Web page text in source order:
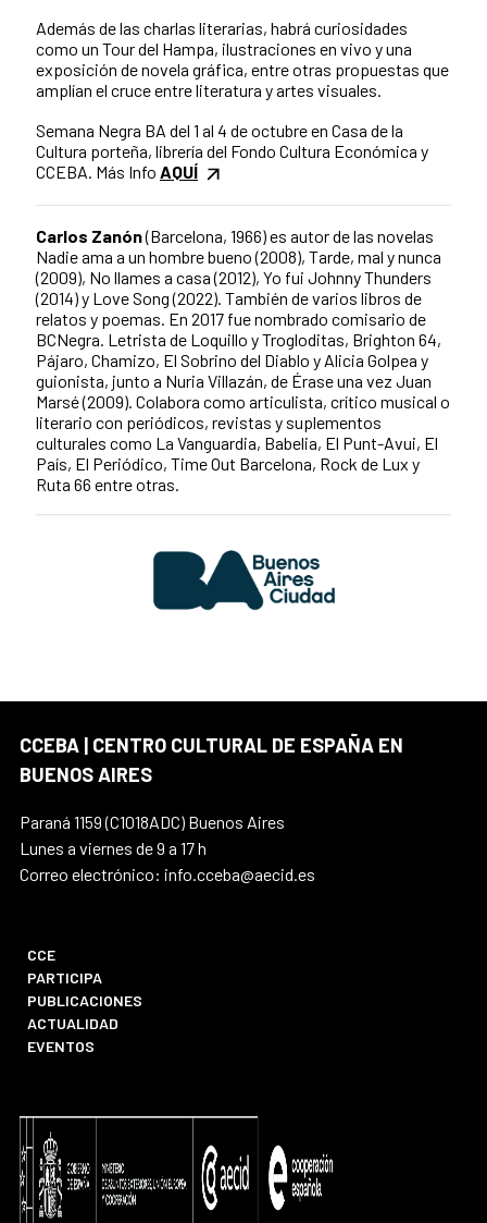
Además de las charlas literarias, habrá curiosidades
como un Tour del Hampa, ilustraciones en vivo y una
exposición de novela gráfica, entre otras propuestas que
amplían el cruce entre literatura y artes visuales.
Semana Negra BA del 1 al 4 de octubre en Casa de la
Cultura porteña, librería del Fondo Cultura Económica y
CCEBA. Más Info AQUÍ
Carlos Zanón(Barcelona, 1966) es autor de las novelas
Nadie ama a un hombre bueno (2008), Tarde, mal y nunca
(2009), No llames a casa (2012), Yo fui Johnny Thunders
(2014) y Love Song (2022). También de varios libros de
relatos y poemas. En 2017 fue nombrado comisario de
BCNegra. Letrista de Loquillo y Trogloditas, Brighton 64,
Pájaro, Chamizo, El Sobrino del Diablo y Alicia Golpea y
guionista, junto a Nuria Villazán, de Érase una vez Juan
Marsé (2009). Colabora como articulista, crítico musical o
literario con periódicos, revistas y suplementos
culturales como La Vanguardia, Babelia, El Punt-Avui, El
País, El Periódico, Time Out Barcelona, Rock de Lux y
Ruta 66 entre otras.
CCEBA | CENTRO CULTURAL DE ESPAÑA EN
BUENOS AIRES
Paraná 1159 (C1018ADC) Buenos Aires
Lunes a viernes de 9 a 17 h
Correo electrónico: info.cceba@aecid.es
CCE
PARTICIPA
PUBLICACIONES
ACTUALIDAD
EVENTOS